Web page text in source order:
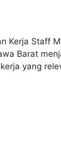
Kerja Staff
Barat
yang